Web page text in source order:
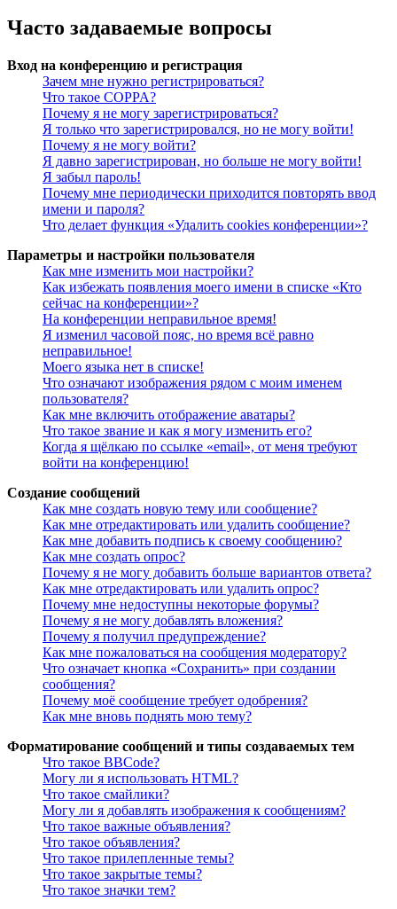
Часто задаваемые вопросы
Вход на конференцию и регистрация
Зачем мне нужно регистрироваться?
Что такое COPPA?
Почему я не могу зарегистрироваться?
Я только что зарегистрировался, но не могу войти!
Почему я не могу войти?
Я давно зарегистрирован, но больше не могу войти!
Я забыл пароль!
Почему мне периодически приходится повторять ввод
имени и пароля?
Что делает функция «Удалить cookies конференции»?
Параметры и настройки пользователя
Как мне изменить мои настройки?
Как избежать появления моего имени в списке «Кто
сейчас на конференции»?
На конференции неправильное время!
Я изменил часовой пояс, но время всё равно
неправильное!
Моего языка нет в списке!
Что означают изображения рядом с моим именем
пользователя?
Как мне включить отображение аватары?
Что такое звание и как я могу изменить его?
Когда я щёлкаю по ссылке «email», от меня требуют
войти на конференцию!
Создание сообщений
Как мне создать новую тему или сообщение?
Как мне отредактировать или удалить сообщение?
Как мне добавить подпись к своему сообщению?
Как мне создать опрос?
Почему я не могу добавить больше вариантов ответа?
Как мне отредактировать или удалить опрос?
Почему мне недоступны некоторые форумы?
Почему я не могу добавлять вложения?
Почему я получил предупреждение?
Как мне пожаловаться на сообщения модератору?
Что означает кнопка «Сохранить» при создании
сообщения?
Почему моё сообщение требует одобрения?
Как мне вновь поднять мою тему?
Форматирование сообщений и типы создаваемых тем
Что такое BBCode?
Могу ли я использовать HTML?
Что такое смайлики?
Могу ли я добавлять изображения к сообщениям?
Что такое важные объявления?
Что такое объявления?
Что такое прилепленные темы?
Что такое закрытые темы?
Что такое значки тем?